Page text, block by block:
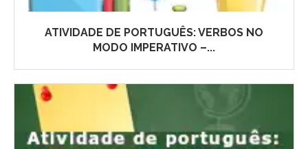
ATIVIDADE DE PORTUGUÊS: VERBOS NO
MODO IMPERATIVO –...